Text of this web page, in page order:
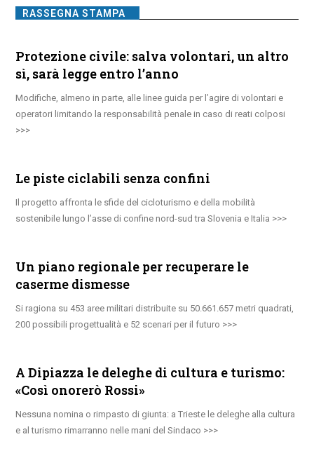
RASSEGNA STAMPA
Protezione civile: salva volontari, un altro
sì, sarà legge entro l’anno
Modifiche, almeno in parte, alle linee guida per l’agire di volontari e
operatori limitando la responsabilità penale in caso di reati colposi
Le piste ciclabili senza confini
Il progetto affronta le sfide del cicloturismo e della mobilità
sostenibile lungo l’asse di confine nord-sud tra Slovenia e Italia
Un piano regionale per recuperare le
caserme dismesse
Si ragiona su 453 aree militari distribuite su 50.661.657 metri quadrati,
200 possibili progettualità e 52 scenari per il futuro
A Dipiazza le deleghe di cultura e turismo:
«Così onorerò Rossi»
Nessuna nomina o rimpasto di giunta: a Trieste le deleghe alla cultura
e al turismo rimarranno nelle mani del Sindaco